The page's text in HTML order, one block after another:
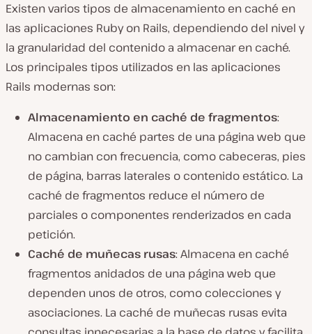
Existen varios tipos de almacenamiento en caché en
las aplicaciones Ruby on Rails, dependiendo del nivel y
la granularidad del contenido a almacenar en caché.
Los principales tipos utilizados en las aplicaciones
Rails modernas son:
Almacenamiento en caché de fragmentos:
Almacena en caché partes de una página web que
no cambian con frecuencia, como cabeceras, pies
de página, barras laterales o contenido estático. La
caché de fragmentos reduce el número de
parciales o componentes renderizados en cada
petición.
Caché de muñecas rusas: Almacena en caché
fragmentos anidados de una página web que
dependen unos de otros, como colecciones y
asociaciones. La caché de muñecas rusas evita